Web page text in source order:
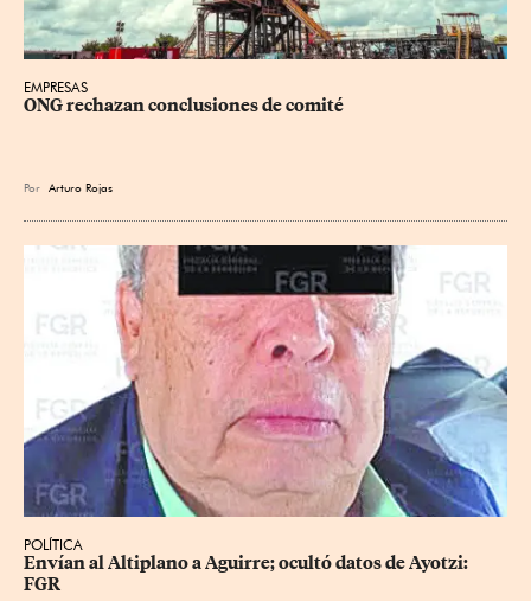
EMPRESAS
ONG rechazan conclusiones de comité
Por Arturo Rojas
POLÍTICA
Envían al Altiplano a Aguirre; ocultó datos de Ayotzi:
FGR